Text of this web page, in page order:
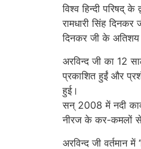
विश्व हिन्दी परिषद्
रामधारी सिंह
दिनकर जी के अतिशय
अरविन्द जी का 12
प्रकाशित हुईं और
हुई।
सन् 2008 में नदी
नीरज के कर-कमलों
अरविन्द जी वर्तमान